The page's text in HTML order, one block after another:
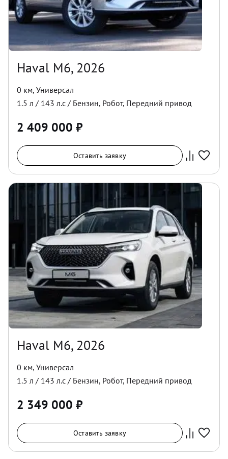
Haval M6, 2026
0 км, Универсал
1.5 л / 143 л.с / Бензин, Робот, Передний привод
2 409 000 ₽
Оставить заявку
Haval M6, 2026
0 км, Универсал
1.5 л / 143 л.с / Бензин, Робот, Передний привод
2 349 000 ₽
Оставить заявку